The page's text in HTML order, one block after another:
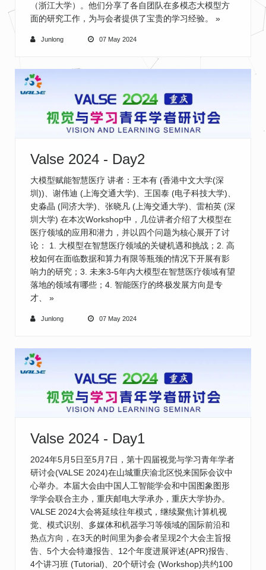
（浙江大学）。他们分享了各自团队在多模态大模型方
面的研究工作，为与会者提供了宝贵的学习经验。 »
Junlong 07 May 2024
Valse 2024 - Day2
大模型赋能智慧医疗 讲者：王本有 (香港中文大学(深
圳))、谢伟迪 (上海交通大学)、王国泰 (电子科技大学)、
史淼晶 (同济大学)、张晓凡 (上海交通大学)、雷柏英 (深
圳大学) 在本次Workshop中，几位讲者介绍了大模型在
医疗领域的应用和潜力，并以四个问题为核心展开了讨
论： 1. 大模型在智慧医疗领域的关键机遇和挑战；2. 高
校如何在面临数据和算力有限等瓶颈的情况下开展有影
响力的研究；3. 未来3-5年内大模型在智慧医疗领域有望
落地的领域有哪些；4. 智能医疗的终极发展方向是专
才、 »
Junlong 07 May 2024
Valse 2024 - Day1
2024年5月5日至5月7日，第十四届视觉与学习青年学者
研讨会(VALSE 2024)在山城重庆渝北区悦来国际会议中
心举办。本届大会由中国人工智能学会和中国图象图形
学学会联合主办，重庆邮电大学承办，重庆大学协办。
VALSE 2024大会将延续往年模式，继续聚焦计算机视
觉、模式识别、多媒体和机器学习等领域的国际前沿和
热点方向，在3天的时间里为参会者呈现2个大会主旨报
告、5个大会特邀报告、12个年度进展评述(APR)报告、
4个讲习班 (Tutorial)、20个研讨会 (Workshop)共约100